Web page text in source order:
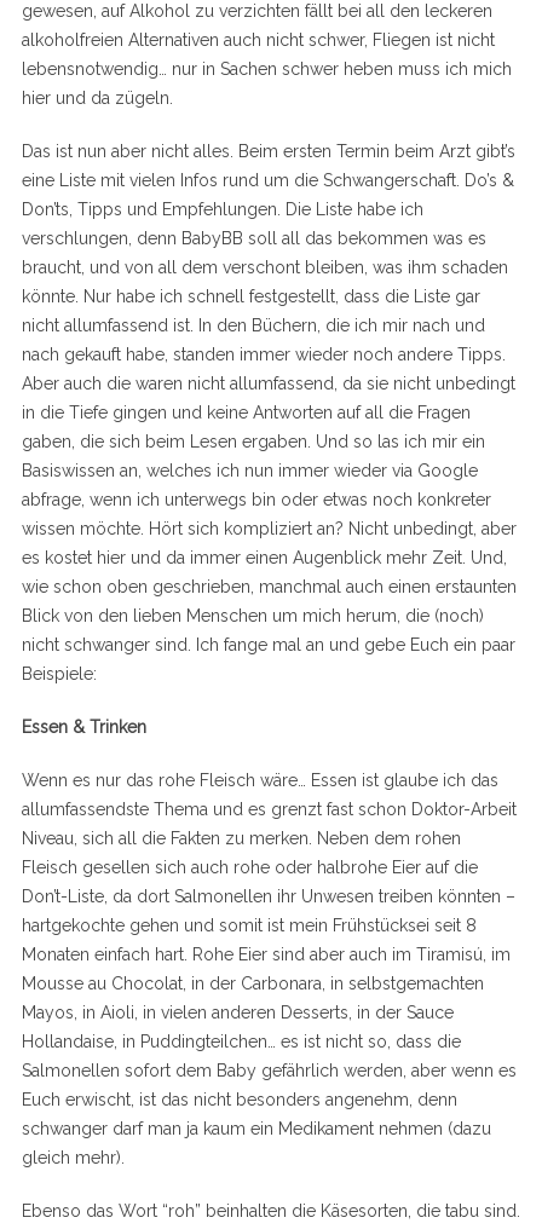
gewesen, auf Alkohol zu verzichten fällt bei all den leckeren
alkoholfreien Alternativen auch nicht schwer, Fliegen ist nicht
lebensnotwendig… nur in Sachen schwer heben muss ich mich
hier und da zügeln.
Das ist nun aber nicht alles. Beim ersten Termin beim Arzt gibt’s
eine Liste mit vielen Infos rund um die Schwangerschaft. Do’s &
Don’ts, Tipps und Empfehlungen. Die Liste habe ich
verschlungen, denn BabyBB soll all das bekommen was es
braucht, und von all dem verschont bleiben, was ihm schaden
könnte. Nur habe ich schnell festgestellt, dass die Liste gar
nicht allumfassend ist. In den Büchern, die ich mir nach und
nach gekauft habe, standen immer wieder noch andere Tipps.
Aber auch die waren nicht allumfassend, da sie nicht unbedingt
in die Tiefe gingen und keine Antworten auf all die Fragen
gaben, die sich beim Lesen ergaben. Und so las ich mir ein
Basiswissen an, welches ich nun immer wieder via Google
abfrage, wenn ich unterwegs bin oder etwas noch konkreter
wissen möchte. Hört sich kompliziert an? Nicht unbedingt, aber
es kostet hier und da immer einen Augenblick mehr Zeit. Und,
wie schon oben geschrieben, manchmal auch einen erstaunten
Blick von den lieben Menschen um mich herum, die (noch)
nicht schwanger sind. Ich fange mal an und gebe Euch ein paar
Beispiele:
Essen & Trinken
Wenn es nur das rohe Fleisch wäre… Essen ist glaube ich das
allumfassendste Thema und es grenzt fast schon Doktor-Arbeit
Niveau, sich all die Fakten zu merken. Neben dem rohen
Fleisch gesellen sich auch rohe oder halbrohe Eier auf die
Don’t-Liste, da dort Salmonellen ihr Unwesen treiben könnten –
hartgekochte gehen und somit ist mein Frühstücksei seit 8
Monaten einfach hart. Rohe Eier sind aber auch im Tiramisú, im
Mousse au Chocolat, in der Carbonara, in selbstgemachten
Mayos, in Aioli, in vielen anderen Desserts, in der Sauce
Hollandaise, in Puddingteilchen… es ist nicht so, dass die
Salmonellen sofort dem Baby gefährlich werden, aber wenn es
Euch erwischt, ist das nicht besonders angenehm, denn
schwanger darf man ja kaum ein Medikament nehmen (dazu
gleich mehr).
Ebenso das Wort “roh” beinhalten die Käsesorten, die tabu sind.